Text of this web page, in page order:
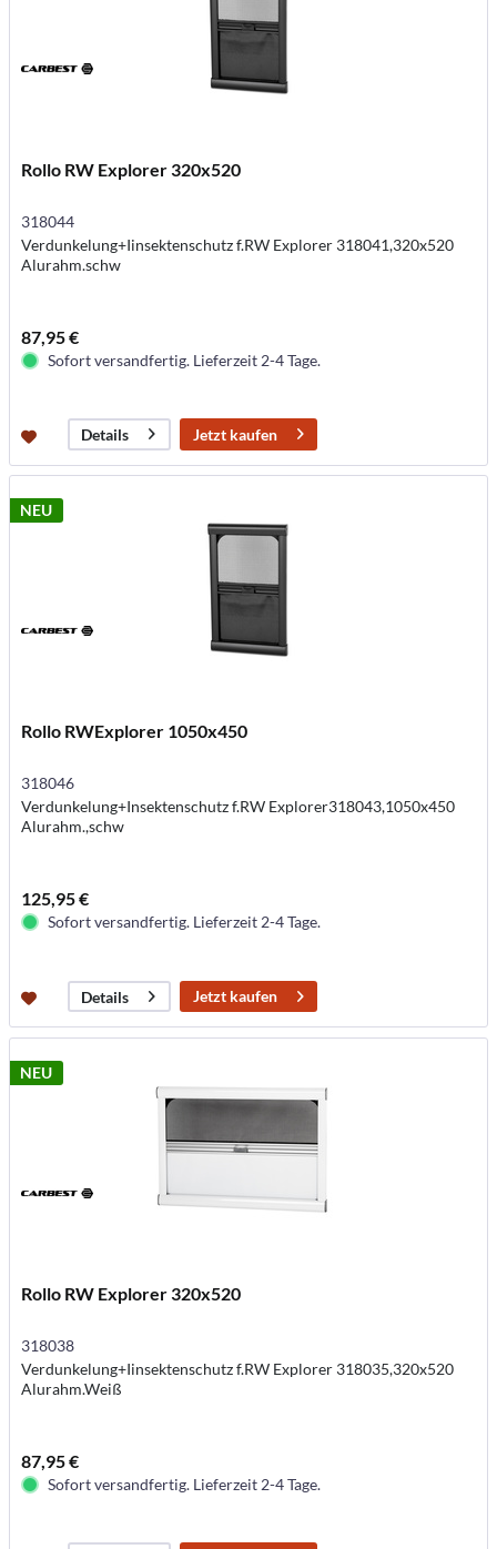
Rollo RW Explorer 320x520
318044
Verdunkelung+Iinsektenschutz f.RW Explorer 318041,320x520
Alurahm.schw
87,95 €
Sofort versandfertig. Lieferzeit 2-4 Tage.
Details Jetzt kaufen
NEU
Rollo RWExplorer 1050x450
318046
Verdunkelung+Insektenschutz f.RW Explorer318043,1050x450
Alurahm.,schw
125,95 €
Sofort versandfertig. Lieferzeit 2-4 Tage.
Details Jetzt kaufen
NEU
Rollo RW Explorer 320x520
318038
Verdunkelung+Iinsektenschutz f.RW Explorer 318035,320x520
Alurahm.Weiß
87,95 €
Sofort versandfertig. Lieferzeit 2-4 Tage.